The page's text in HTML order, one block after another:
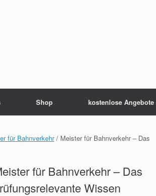
Shop kostenlose Angebote
für Bahnverkehr/ Meister für Bahnverkehr – Das
für Bahnverkehr – Das
Wissen